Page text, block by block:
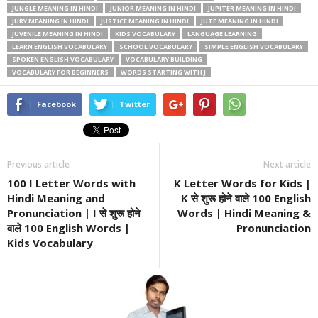
JUNGLE MEANING IN HINDI
JUNIOR MEANING IN HINDI
JUPITER MEANING IN HINDI
JURY MEANING IN HINDI
JUSTICE MEANING IN HINDI
JUTE MEANING IN HINDI
JUVENILE MEANING IN HINDI
KIDS VOCABULARY
LANGUAGE LEARNING
LEARN ENGLISH VOCABULARY
SCHOOL VOCABULARY
SIMPLE ENGLISH VOCABULARY
SPOKEN ENGLISH VOCABULARY
VOCABULARY BUILDING
VOCABULARY FOR BEGINNERS
WORDS STARTING WITH J
Facebook Twitter
Previous article
100 I Letter Words with
Hindi Meaning and
Pronunciation | I से शुरू होने
वाले 100 English Words |
Kids Vocabulary
Next article
K Letter Words for Kids |
K से शुरू होने वाले 100 English
Words | Hindi Meaning &
Pronunciation